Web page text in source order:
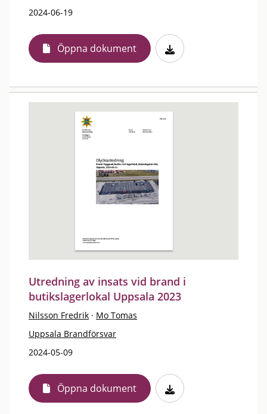
2024-06-19
Öppna dokument
Utredning av insats vid brand i
butikslagerlokal Uppsala 2023
Nilsson Fredrik · Mo Tomas
Uppsala Brandförsvar
2024-05-09
Öppna dokument